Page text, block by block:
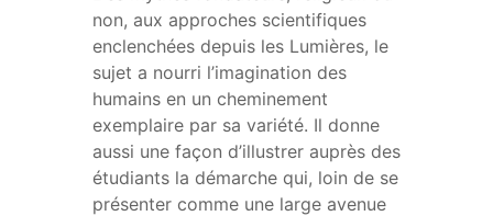
non, aux approches scientifiques
enclenchées depuis les Lumières, le
sujet a nourri l’imagination des
humains en un cheminement
exemplaire par sa variété. Il donne
aussi une façon d’illustrer auprès des
étudiants la démarche qui, loin de se
présenter comme une large avenue